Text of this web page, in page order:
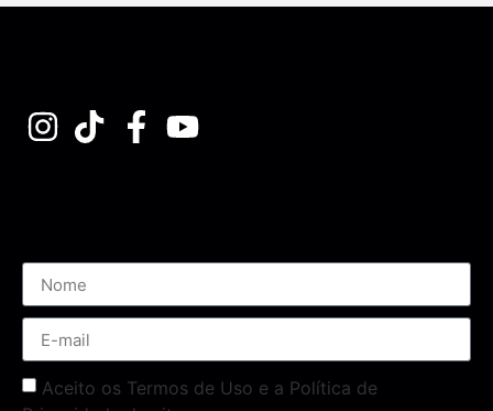
Aceito os Termos de Uso e a Política de